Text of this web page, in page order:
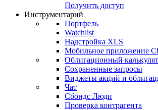
Получить доступ
Инструментарий
Портфель
Watchlist
Надстройка XLS
Мобильное приложение
Облигационный
Сохраненные запросы
Виджеты акций и
Чат
Сбондс Люди
Проверка контрагента